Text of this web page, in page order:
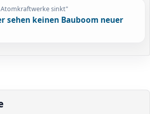
Atomkraftwerke sinkt"
sehen keinen Bauboom neuer